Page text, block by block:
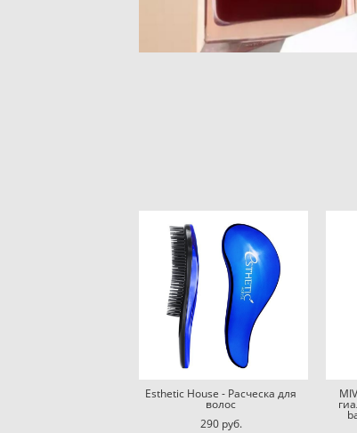
Esthetic House - Расческа для
волос
290 pуб.